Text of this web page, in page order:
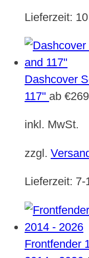
Lieferzeit:
Dashcover
117" ab €
inkl. MwSt.
zzgl.
Lieferzeit: 7-
Frontfender